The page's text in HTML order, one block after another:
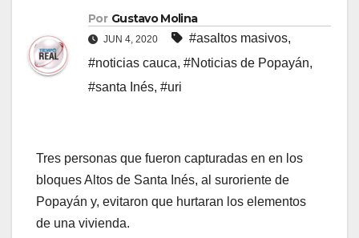
Por Gustavo Molina
JUN 4, 2020 #asaltos masivos,
#noticias cauca, #Noticias de Popayán,
#santa Inés, #uri
Tres personas que fueron capturadas en en los
bloques Altos de Santa Inés, al suroriente de
Popayán y, evitaron que hurtaran los elementos
de una vivienda.